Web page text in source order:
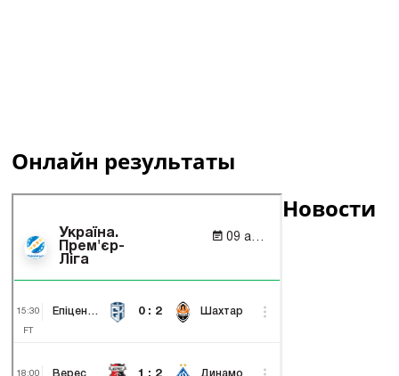
Онлайн результаты
Новости